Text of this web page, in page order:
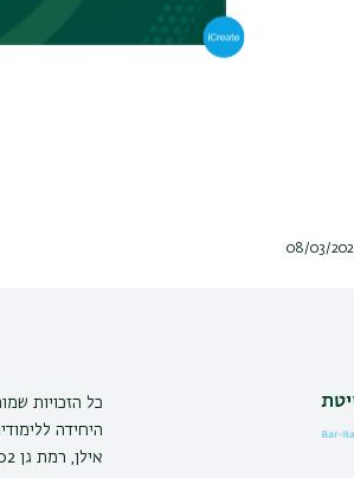
כל הזכויות
היחידה